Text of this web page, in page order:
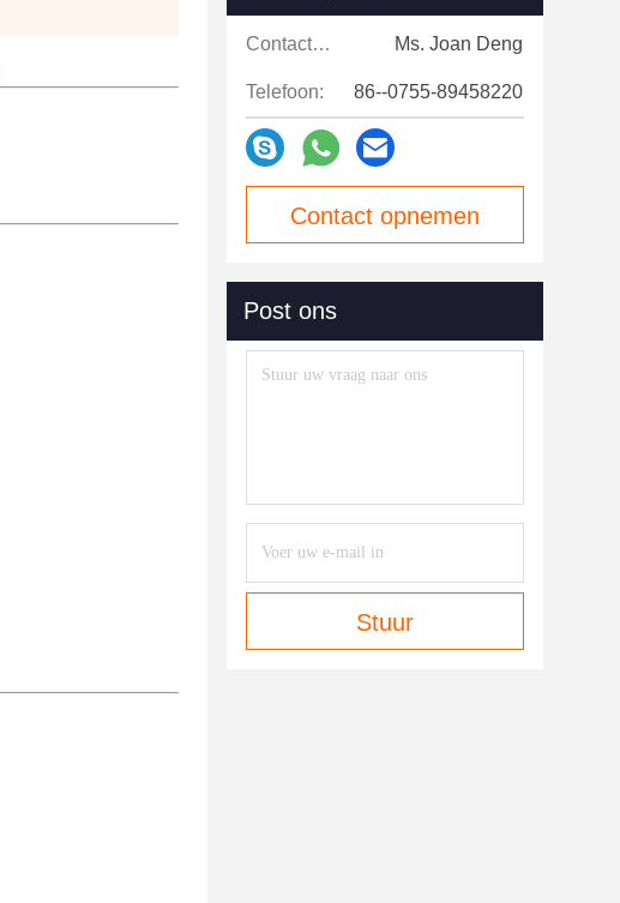
Contactpersonen: Ms. Joan Deng
Telefoon: 86--0755-89458220
Contact opnemen
Post ons
Stuur